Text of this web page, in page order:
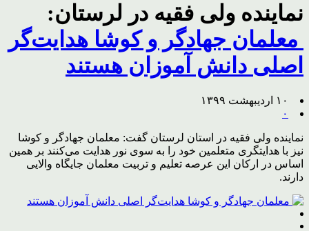
نماینده ولی فقیه در لرستان:
معلمان جهادگر و کوشا هدایت‌گر
اصلی دانش آموزان هستند
۱۰ اردیبهشت ۱۳۹۹
۰
نماینده ولی فقیه در استان لرستان گفت: معلمان جهادگر و کوشا
نیز با هدایتگری متعلمین خود را به سوی نور هدایت می‌کنند بر همین
اساس در ارکان این عرصه تعلیم و تربیت معلمان جایگاه والایی
دارند.